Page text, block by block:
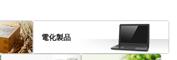
電化製品